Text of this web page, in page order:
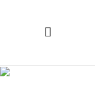
lek.